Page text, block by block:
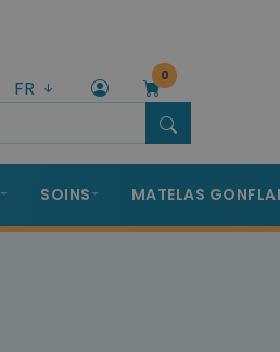
FR
0
SOINS MATELAS